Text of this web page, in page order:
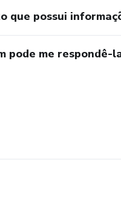
que possui
pode me respondê-